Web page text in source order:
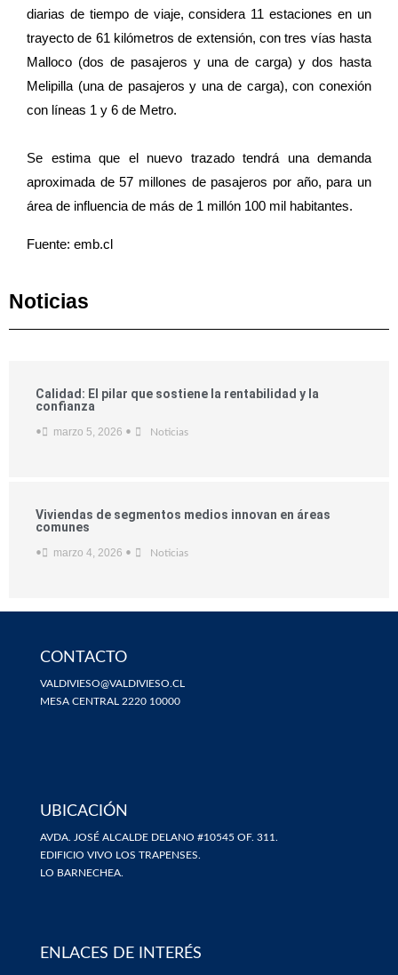
diarias de tiempo de viaje, considera 11 estaciones en un
trayecto de 61 kilómetros de extensión, con tres vías hasta
Malloco (dos de pasajeros y una de carga) y dos hasta
Melipilla (una de pasajeros y una de carga), con conexión
con líneas 1 y 6 de Metro.
Se estima que el nuevo trazado tendrá una demanda
aproximada de 57 millones de pasajeros por año, para un
área de influencia de más de 1 millón 100 mil habitantes.
Fuente: emb.cl
Noticias
Calidad: El pilar que sostiene la rentabilidad y la
confianza
• marzo 5, 2026 • Noticias
Viviendas de segmentos medios innovan en áreas
comunes
• marzo 4, 2026 • Noticias
CONTACTO
VALDIVIESO@VALDIVIESO.CL
MESA CENTRAL 2220 10000
UBICACIÓN
AVDA. JOSÉ ALCALDE DELANO #10545 OF. 311.
EDIFICIO VIVO LOS TRAPENSES.
LO BARNECHEA.
ENLACES DE INTERÉS